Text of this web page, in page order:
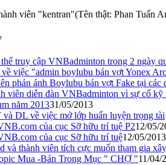
viên "kentran"(Tên thật: Phan Tuấn
truy cập VNBadminton trong 2 ngày
việc "admin boylubu bán vợt Yonex
phản ánh Boylubu bán vợt Fake tại các
viên diễn đàn VNBadminton vì sự cố kỹ
năm 201331/05/2013
DL về việc mở lớp huấn luyện trọng tài
của cục Sỡ hữu trí tuệ P212/05/
của cục Sỡ hữu trí tuệ12/05/2013
và thành viên tích cực muốn tham gia
Mua -Bán Trong Mục " CHỢ "11/04/